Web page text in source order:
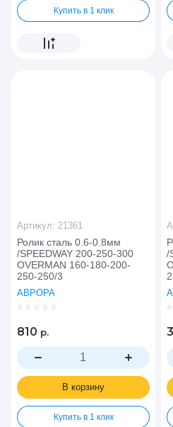
Купить в 1 клик
Ролик сталь 0.6-0.8мм
/SPEEDWAY 200-250-300
OVERMAN 160-180-200-
250-250/3
АВРОРА
Артикул: 21361
810 р.
В корзину
Купить в 1 клик
/